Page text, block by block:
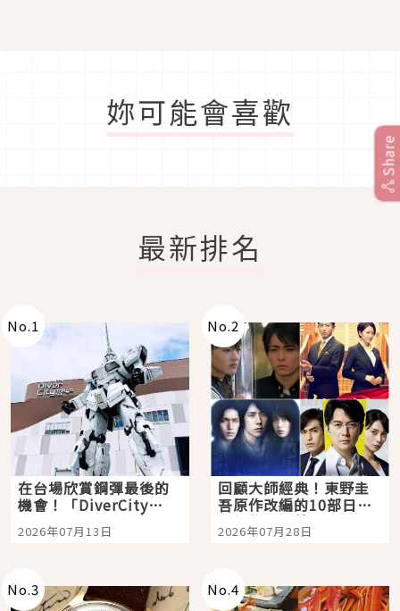
妳可能會喜歡
最新排名
No.1
在台場欣賞鋼彈最後的
機會！「DiverCity
Tokyo Plaza」搭船、
購物、美食及夜景，一
2026年07月13日
No.2
回顧大師經典！東野圭
吾原作改編的10部日本
影視作品推薦
2026年07月28日
No.3 No.4
Share